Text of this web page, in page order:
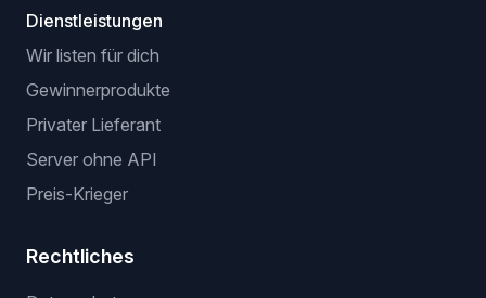
Dienstleistungen
Wir listen für dich
Gewinnerprodukte
Privater Lieferant
Server ohne API
Preis-Krieger
Rechtliches